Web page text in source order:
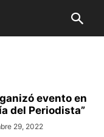
evento en
del Periodista”
29, 2022